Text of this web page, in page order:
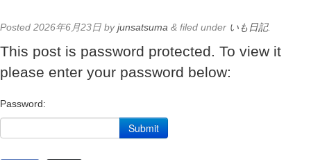
Contact
YouTube
Online Lesson
Posted 2026年6月23日 byjunsatsuma & filed under いも日記.
This post is password protected. To view it
please enter your password below:
Password: